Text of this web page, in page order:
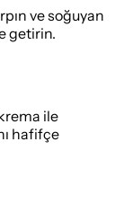
ve soğuyan
getirin.
ile
hafifçe